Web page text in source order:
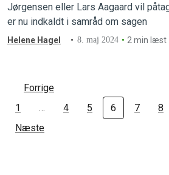
Jørgensen eller Lars Aagaard vil
er nu indkaldt i samråd om sagen
Helene Hagel 8. maj 2024 2 min læst
Forrige
1
… 4 5 6 7 8
Næste